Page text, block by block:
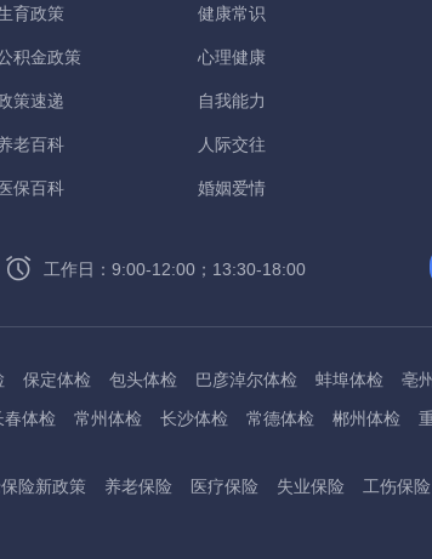
育政策
积金政策
策速递
老百科
医保百科
健康常识
心理健康
自我能力
人际交往
婚姻爱情
工作日：9:00-12:00；13:30-18:00
保定体检 包头体检 巴彦淖尔体检 蚌埠体检 亳
春体检 常州体检 长沙体检 常德体检 郴州体检
贵港体检 广元体检 贵阳体检 红河体检 邯郸体检
险新政策 养老保险 医疗保险 失业保险 工伤保险